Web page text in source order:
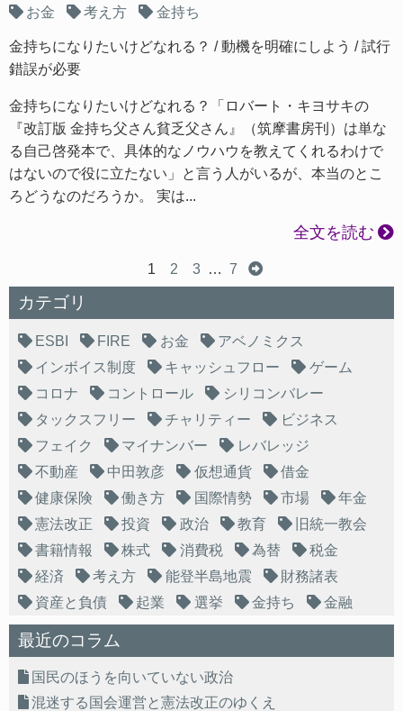
お金
考え方 金持ち
金持ちになりたいけどなれる？ 動機を明確にしよう
試行
錯誤が必要
金持ちになりたいけどなれる？「ロバート・キヨサキの
『改訂版 金持ち父さん貧乏父さん』（筑摩書房刊）は単な
る自己啓発本で、具体的なノウハウを教えてくれるわけで
はないので役に立たない」と言う人がいるが、本当のとこ
ろどうなのだろうか。 実は...
全文を読む
1 2 3 … 7
カテゴリ
ESBI FIRE お金
アベノミクス
インボイス制度
キャッシュフロー
ゲーム
コロナ
コントロール
シリコンバレー
タックスフリー
チャリティー
ビジネス
フェイク
マイナンバー
レバレッジ
不動産
中田敦彦 仮想通貨
借金
健康保険
働き方 国際情勢 市場
年金
憲法改正
投資 政治 教育
旧統一教会
書籍情報
株式 消費税 為替
税金
経済
考え方 能登半島地震
財務諸表
資産と負債
起業 選挙 金持ち 金融
最近のコラム
国民のほうを向いていない政治
混迷する国会運営と憲法改正のゆくえ